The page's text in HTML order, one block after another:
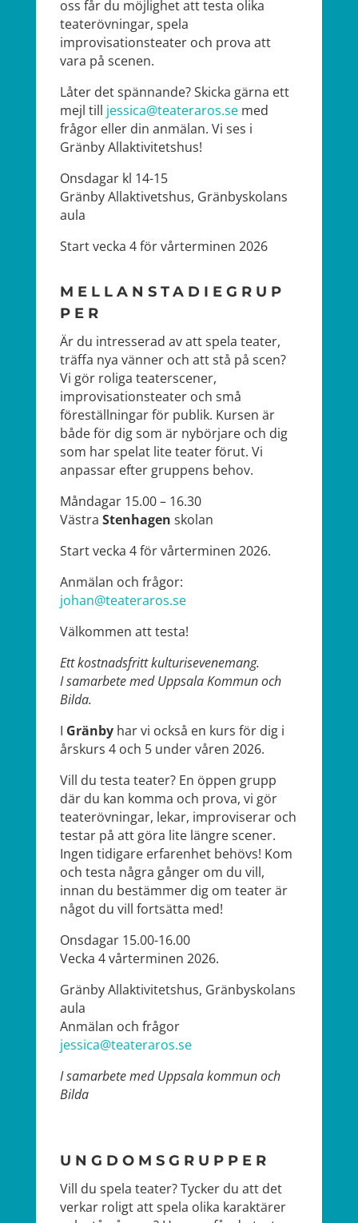
oss får du möjlighet att testa olika
teaterövningar, spela
improvisationsteater och prova att
vara på scenen.
Låter det spännande? Skicka gärna ett
mejl till jessica@teateraros.semed
frågor eller din anmälan. Vi ses i
Gränby Allaktivitetshus!
Onsdagar kl 14-15
Gränby Allaktivetshus, Gränbyskolans
aula
Start vecka 4 för vårterminen 2026
MELLANSTADIEGRUP
PER
Är du intresserad av att spela teater,
träffa nya vänner och att stå på scen?
Vi gör roliga teaterscener,
improvisationsteater och små
föreställningar för publik. Kursen är
både för dig som är nybörjare och dig
som har spelat lite teater förut. Vi
anpassar efter gruppens behov.
Måndagar 15.00 – 16.30
Västra Stenhagen skolan
Start vecka 4 för vårterminen 2026.
Anmälan och frågor:
johan@teateraros.se
Välkommen att testa!
Ett kostnadsfritt kulturisevenemang.
I samarbete med Uppsala Kommun och
Bilda.
I Gränbyhar vi också en kurs för dig i
årskurs 4 och 5 under våren 2026.
Vill du testa teater? En öppen grupp
där du kan komma och prova, vi gör
teaterövningar, lekar, improviserar och
testar på att göra lite längre scener.
Ingen tidigare erfarenhet behövs! Kom
och testa några gånger om du vill,
innan du bestämmer dig om teater är
något du vill fortsätta med!
Onsdagar 15.00-16.00
Vecka 4 vårterminen 2026.
Gränby Allaktivitetshus, Gränbyskolans
aula
Anmälan och frågor
jessica@teateraros.se
I samarbete med Uppsala kommun och
Bilda
UNGDOMSGRUPPER
Vill du spela teater? Tycker du att det
verkar roligt att spela olika karaktärer